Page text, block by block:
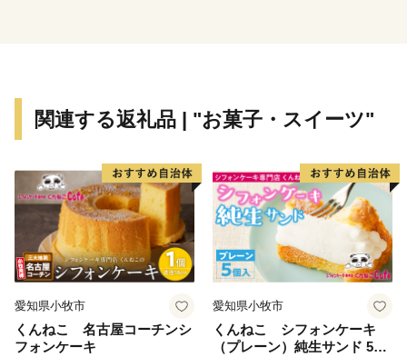
い。
【寄附金受領証およびワンストップ特例申請書】
・受領証及びワンストップ特例申請書は、決済完了また
はお振込み後市への収納確認ができ次第、2～3週間ほど
でお送りします。
・ワンストップ特例申請書は、ご希望の方に受領証と共
ご返送ください。
[送付先]〒785-0036 高知県須崎市緑町9−27 4F ふるさと
関連する返礼品 | "お菓子・スイーツ"
愛知県小牧市
くんねこ 名古屋コーチンシ
フォンケーキ
愛知県小牧市
くんねこ シフォンケーキ
（プレーン）純生サンド 5個